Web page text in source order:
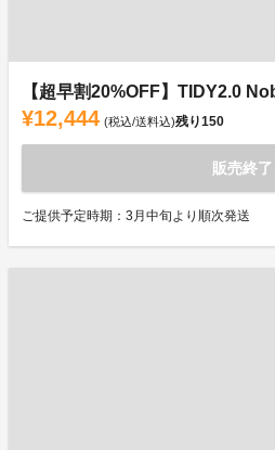
【超早割20%OFF】TIDY2.0
¥12,444 (税込/送料込)残り150
販売終了
ご提供予定時期：3月中旬より順次発送